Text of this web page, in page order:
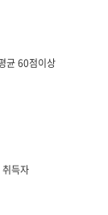
균 60점이상
득자